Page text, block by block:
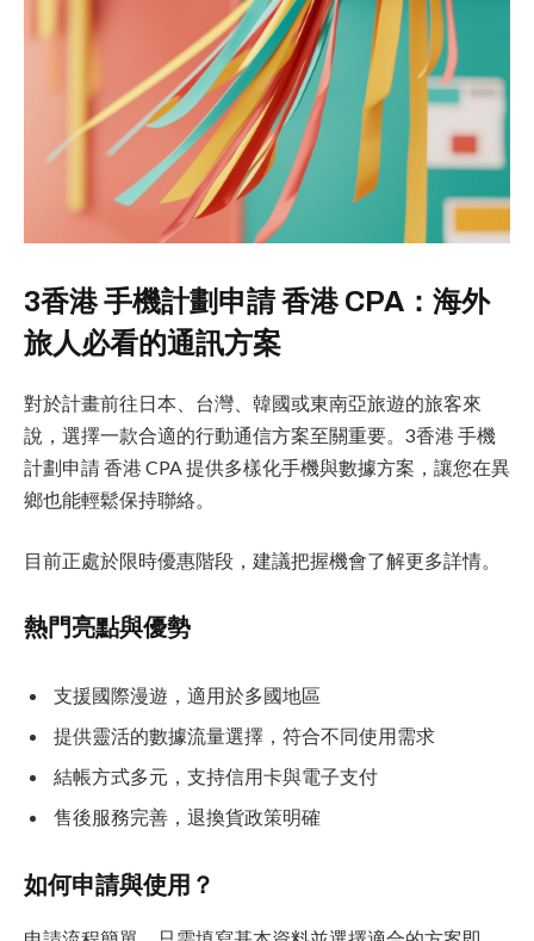
3香港 手機計劃申請 香港 CPA：海外
旅人必看的通訊方案
對於計畫前往日本、台灣、韓國或東南亞旅遊的旅客來
說，選擇一款合適的行動通信方案至關重要。3香港 手機
計劃申請 香港 CPA 提供多樣化手機與數據方案，讓您在異
鄉也能輕鬆保持聯絡。
目前正處於限時優惠階段，建議把握機會了解更多詳情。
熱門亮點與優勢
支援國際漫遊，適用於多國地區
提供靈活的數據流量選擇，符合不同使用需求
結帳方式多元，支持信用卡與電子支付
售後服務完善，退換貨政策明確
如何申請與使用？